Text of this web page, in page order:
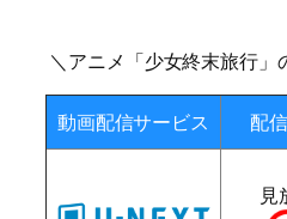
＼アニメ「少女終末旅行」
動画配信サービス 配
見